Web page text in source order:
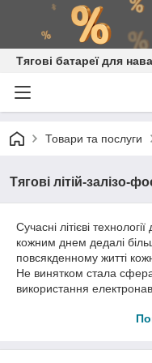
Тягові батареї для
Товари та послуги
Тягові літій-залізо-
Сучасні літієві
кожним днем дедалі
повсякденному житті
Не винятком стала
використання
Завдяки стійкому
тяговий літій-залізо-